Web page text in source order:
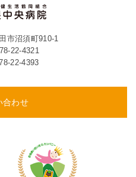
市沼須町910-1
22-4321
22-4393
合わせ